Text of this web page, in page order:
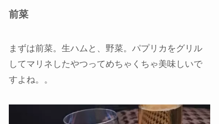
前菜
まずは前菜。生ハムと、野菜。パプリカをグリル
してマリネしたやつってめちゃくちゃ美味しいで
すよね。。